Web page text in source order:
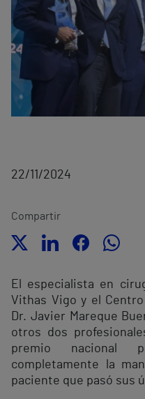
22/11/2024
Compartir
El especialista en
Vithas Vigo y el
Dr. Javier Mareque
otros dos
premio nacional
completamente la
paciente que pasó sus